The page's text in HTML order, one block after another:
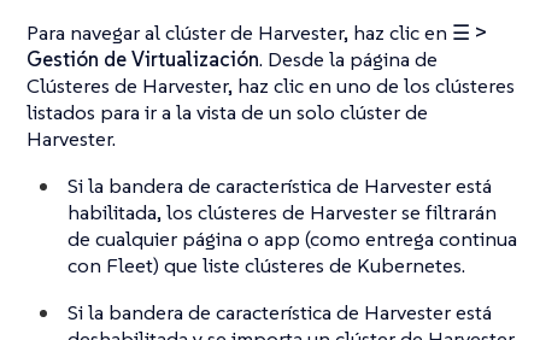
Para navegar al clúster de Harvester, haz clic en ☰ >
Gestión de Virtualización. Desde la página de
Clústeres de Harvester, haz clic en uno de los clústeres
listados para ir a la vista de un solo clúster de
Harvester.
Si la bandera de característica de Harvester está
habilitada, los clústeres de Harvester se filtrarán
de cualquier página o app (como entrega continua
con Fleet) que liste clústeres de Kubernetes.
Si la bandera de característica de Harvester está